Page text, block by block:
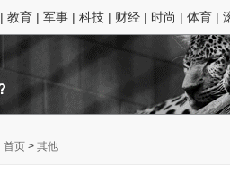
| 教育 | 军事 | 科技 | 财经 | 时尚 | 体育 |
首页 > 其他